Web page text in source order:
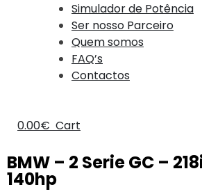
Simulador de Potência
Ser nosso Parceiro
Quem somos
FAQ’s
Contactos
0.00€ Cart
BMW – 2 Serie GC –
140hp